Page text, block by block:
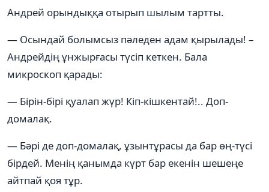
Андрей орындыққа отырып шылым тартты.
— Осындай болымсыз пәледен адам қырылады! –
Андрейдің ұнжырғасы түсіп кеткен. Бала
микроскоп қарады:
— Бірін-бірі қуалап жүр! Кіп-кішкентай!.. Доп-
домалақ.
— Бәрі де доп-домалақ, ұзынтұрасы да бар өң-түсі
бірдей. Менің қанымда күрт бар екенін шешеңе
айтпай қоя тұр.